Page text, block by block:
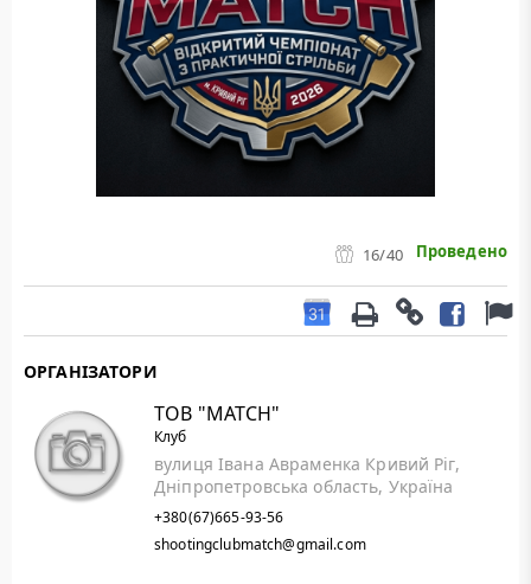
16/40 Проведено
ОРГАНІЗАТОРИ
ТОВ "МАТСН"
Клуб
вулиця Івана Авраменка Кривий Ріг,
Дніпропетровська область, Україна
+380(67)665-93-56
shootingclubmatch@gmail.com